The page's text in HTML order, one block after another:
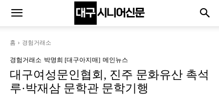
홈 경험거래소
경험거래소 박명희 [대구아지매] 메인뉴스
대구여성문인협회, 진주 문화유산 촉석
루·박재삼 문학관 문학기행